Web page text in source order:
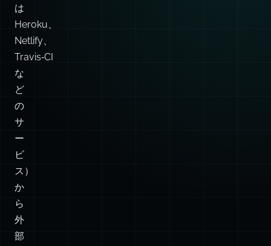
ー
バ
ー
（ま
た
は
Heroku、
Netlify、
Travis‑CI
な
ど
の
サ
ー
ビ